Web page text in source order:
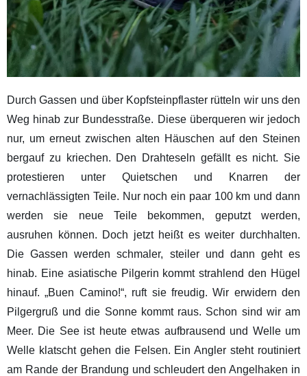
Durch Gassen und über Kopfsteinpflaster rütteln wir uns den
Weg hinab zur Bundesstraße. Diese überqueren wir jedoch
nur, um erneut zwischen alten Häuschen auf den Steinen
bergauf zu kriechen. Den Drahteseln gefällt es nicht. Sie
protestieren unter Quietschen und Knarren der
vernachlässigten Teile. Nur noch ein paar 100 km und dann
werden sie neue Teile bekommen, geputzt werden,
ausruhen können. Doch jetzt heißt es weiter durchhalten.
Die Gassen werden schmaler, steiler und dann geht es
hinab. Eine asiatische Pilgerin kommt strahlend den Hügel
hinauf. „Buen Camino!“, ruft sie freudig. Wir erwidern den
Pilgergruß und die Sonne kommt raus. Schon sind wir am
Meer. Die See ist heute etwas aufbrausend und Welle um
Welle klatscht gehen die Felsen. Ein Angler steht routiniert
am Rande der Brandung und schleudert den Angelhaken in